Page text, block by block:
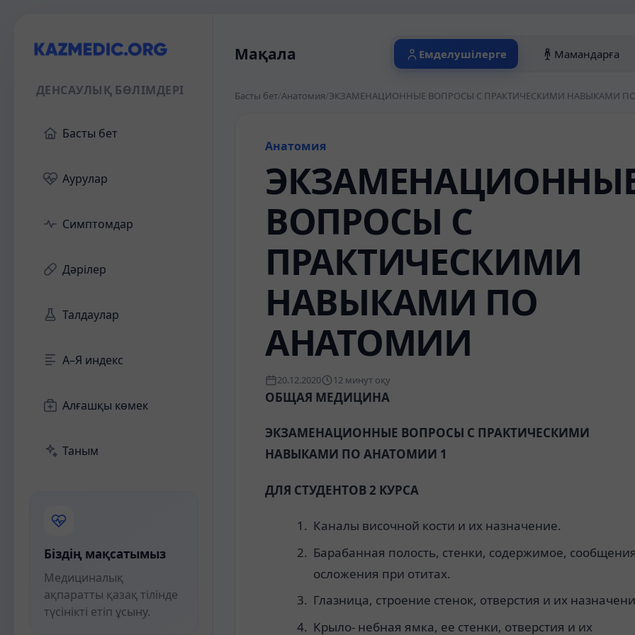
ДЕНСАУЛЫҚ БӨЛІМДЕРІ
Басты бет
Аурулар
Симптомдар
Дәрілер
Талдаулар
А–Я индекс
Алғашқы көмек
Таным
Біздің мақсатымыз
Медициналық
ақпаратты қазақ тілінде
түсінікті етіп ұсыну.
Мақала Емделушілерге Мамандарға
Басты бет/Анатомия/ЭКЗАМЕНАЦИОННЫЕ ВОПРОСЫ С ПРАКТИЧЕСКИМИ НАВЫКАМИ
Анатомия
ВОПРОСЫ С
ПРАКТИЧЕСКИМИ
НАВЫКАМИ ПО
АНАТОМИИ
20.12.2020 12 минут оқу
ОБЩАЯ МЕДИЦИНА
ЭКЗАМЕНАЦИОННЫЕ ВОПРОСЫ С ПРАКТИЧЕСКИМИ
НАВЫКАМИ ПО АНАТОМИИ 1
ДЛЯ СТУДЕНТОВ 2 КУРСА
Каналы височной кости и их назначение.
Барабанная полость, стенки, содержимое,
осложения при отитах.
Глазница, строение стенок, отверстия и их
Крыло- небная ямка, ее стенки, отверстия и их